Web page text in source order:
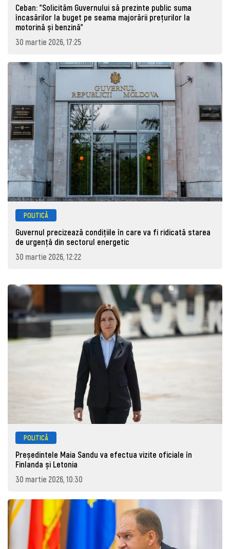
Ceban: "Solicităm Guvernului să prezinte public suma
încasărilor la buget pe seama majorării prețurilor la
motorină și benzină"
30 martie 2026, 17:25
POLITICĂ
Guvernul precizează condițiile în care va fi ridicată starea
de urgență din sectorul energetic
30 martie 2026, 12:22
POLITICĂ
Președintele Maia Sandu va efectua vizite oficiale în
Finlanda și Letonia
30 martie 2026, 10:30